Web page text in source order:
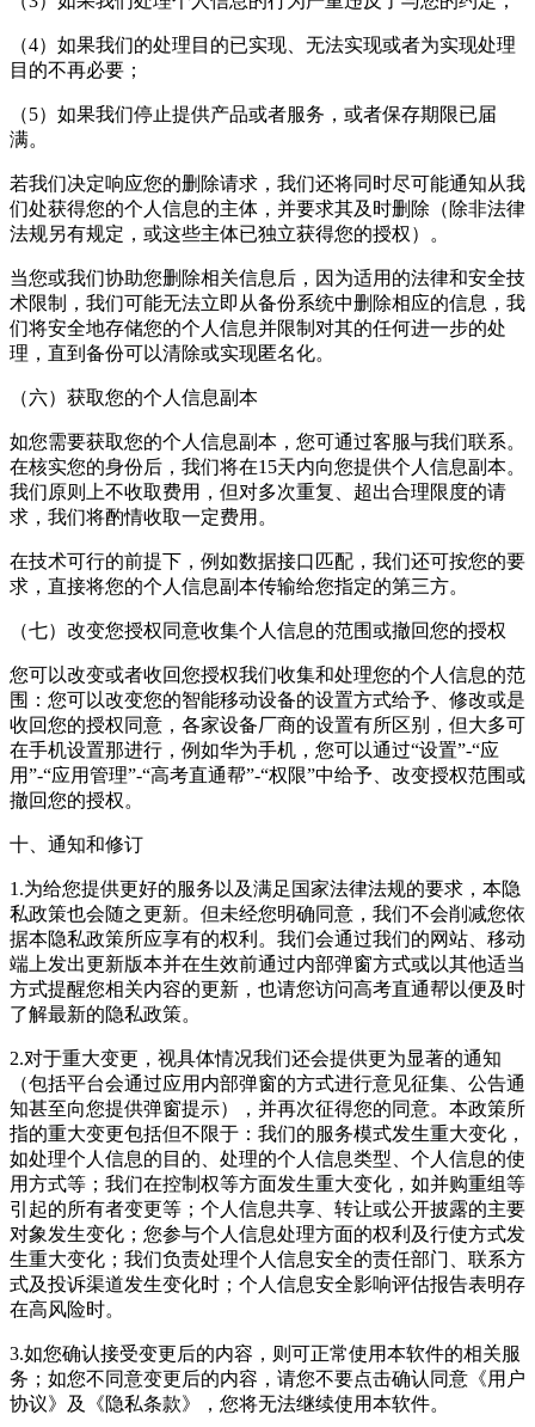
（4）如果我们的处理目的已实现、无法实现或者为实现处理
目的不再必要；
（5）如果我们停止提供产品或者服务，或者保存期限已届
满。
若我们决定响应您的删除请求，我们还将同时尽可能通知从我
们处获得您的个人信息的主体，并要求其及时删除（除非法律
法规另有规定，或这些主体已独立获得您的授权）。
当您或我们协助您删除相关信息后，因为适用的法律和安全技
术限制，我们可能无法立即从备份系统中删除相应的信息，我
们将安全地存储您的个人信息并限制对其的任何进一步的处
理，直到备份可以清除或实现匿名化。
（六）获取您的个人信息副本
如您需要获取您的个人信息副本，您可通过客服与我们联系。
在核实您的身份后，我们将在15天内向您提供个人信息副本。
我们原则上不收取费用，但对多次重复、超出合理限度的请
求，我们将酌情收取一定费用。
在技术可行的前提下，例如数据接口匹配，我们还可按您的要
求，直接将您的个人信息副本传输给您指定的第三方。
（七）改变您授权同意收集个人信息的范围或撤回您的授权
您可以改变或者收回您授权我们收集和处理您的个人信息的范
围：您可以改变您的智能移动设备的设置方式给予、修改或是
收回您的授权同意，各家设备厂商的设置有所区别，但大多可
在手机设置那进行，例如华为手机，您可以通过“设置”-“应
用”-“应用管理”-“高考直通帮”-“权限”中给予、改变授权范围或
撤回您的授权。
十、通知和修订
1.为给您提供更好的服务以及满足国家法律法规的要求，本隐
私政策也会随之更新。但未经您明确同意，我们不会削减您依
据本隐私政策所应享有的权利。我们会通过我们的网站、移动
端上发出更新版本并在生效前通过内部弹窗方式或以其他适当
方式提醒您相关内容的更新，也请您访问高考直通帮以便及时
了解最新的隐私政策。
2.对于重大变更，视具体情况我们还会提供更为显著的通知
（包括平台会通过应用内部弹窗的方式进行意见征集、公告通
知甚至向您提供弹窗提示），并再次征得您的同意。本政策所
指的重大变更包括但不限于：我们的服务模式发生重大变化，
如处理个人信息的目的、处理的个人信息类型、个人信息的使
用方式等；我们在控制权等方面发生重大变化，如并购重组等
引起的所有者变更等；个人信息共享、转让或公开披露的主要
对象发生变化；您参与个人信息处理方面的权利及行使方式发
生重大变化；我们负责处理个人信息安全的责任部门、联系方
式及投诉渠道发生变化时；个人信息安全影响评估报告表明存
在高风险时。
3.如您确认接受变更后的内容，则可正常使用本软件的相关服
务；如您不同意变更后的内容，请您不要点击确认同意《用户
协议》及《隐私条款》，您将无法继续使用本软件。